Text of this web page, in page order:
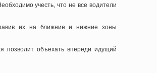
учесть, что не все водители
их на ближние и нижние зоны
позволит объехать впереди идущий